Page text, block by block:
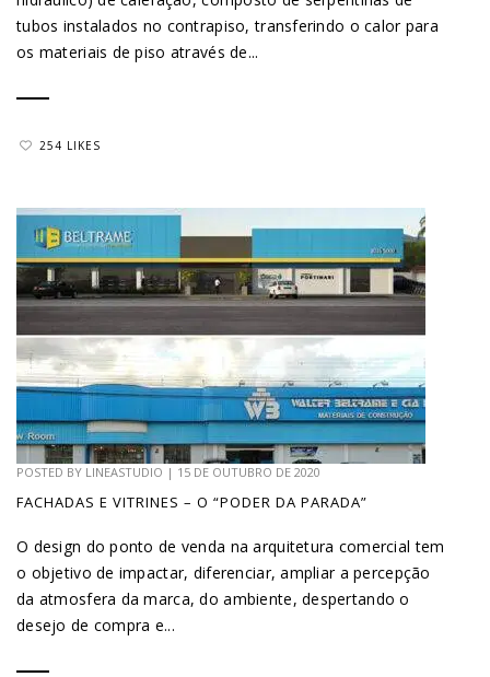
tubos instalados no contrapiso, transferindo o calor para
os materiais de piso através de...
254 LIKES
POSTED BY LINEASTUDIO | 15 DE OUTUBRO DE 2020
FACHADAS E VITRINES – O “PODER DA PARADA”
O design do ponto de venda na arquitetura comercial tem
o objetivo de impactar, diferenciar, ampliar a percepção
da atmosfera da marca, do ambiente, despertando o
desejo de compra e...